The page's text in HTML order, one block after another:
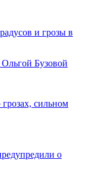
и грозы в
Бузовой
сильном
о